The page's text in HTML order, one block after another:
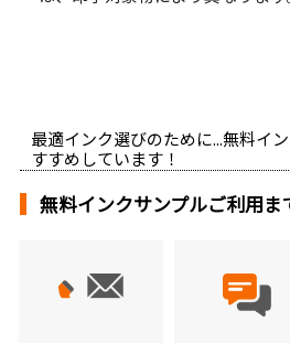
最適インク選びのために...無料イ
すすめしています！
無料インクサンプルご利用ま